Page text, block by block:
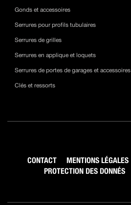
Gonds et accessoires
Serrures pour profils tubulaires
Serrures de grilles
Serrures en applique et loquets
Serrures de portes de garages et accessoires
Clés et ressorts
CONTACT MENTIONS LÉGALES
PROTECTION DES DONNÉS